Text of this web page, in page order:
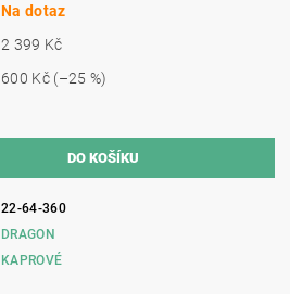
Na dotaz
2 399 Kč
600 Kč (–25 %)
22-64-360
DRAGON
KAPROVÉ